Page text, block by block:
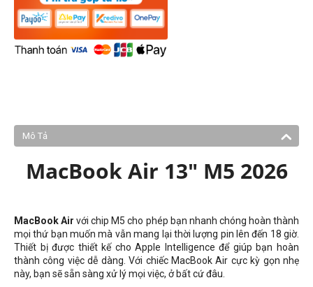
Mô Tả
MacBook Air 13" M5 2026
MacBook Air với chip M5 cho phép bạn nhanh chóng hoàn thành
mọi thứ bạn muốn mà vẫn mang lại thời lượng pin lên đến 18 giờ.
Thiết bị được thiết kế cho Apple Intelligence để giúp bạn hoàn
thành công việc dễ dàng. Với chiếc MacBook Air cực kỳ gọn nhẹ
này, bạn sẽ sẵn sàng xử lý mọi việc, ở bất cứ đâu.